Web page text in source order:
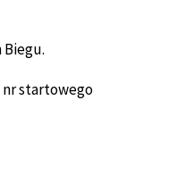
nr startowego